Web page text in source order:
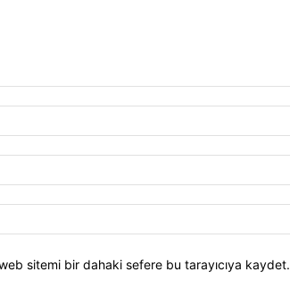
sitemi bir dahaki sefere bu tarayıcıya kaydet.